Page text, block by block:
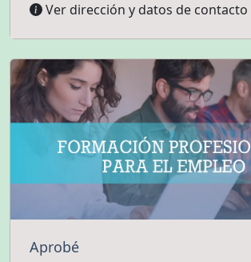
Ver dirección y datos de contacto
Aprobé